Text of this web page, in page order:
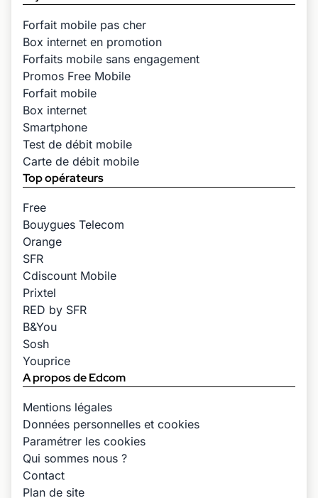
Forfait mobile pas cher
Box internet en promotion
Forfaits mobile sans engagement
Promos Free Mobile
Forfait mobile
Box internet
Smartphone
Test de débit mobile
Carte de débit mobile
Top opérateurs
Free
Bouygues Telecom
Orange
SFR
Cdiscount Mobile
Prixtel
RED by SFR
B&You
Sosh
Youprice
A propos de Edcom
Mentions légales
Données personnelles et cookies
Paramétrer les cookies
Qui sommes nous ?
Contact
Plan de site